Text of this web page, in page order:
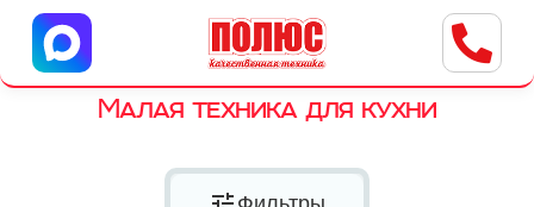
Центр бытовой техники
г. Ульяновск, ул. Пушкарева, 8a
Малая техника для кухни